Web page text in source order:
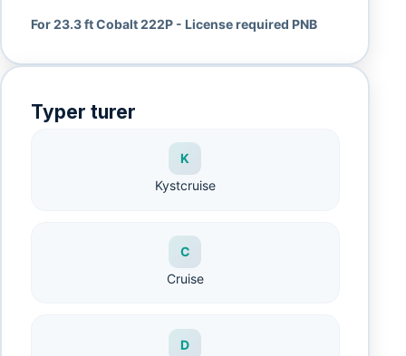
For 23.3 ft Cobalt 222P - License required PNB
Typer turer
K
Kystcruise
C
Cruise
D